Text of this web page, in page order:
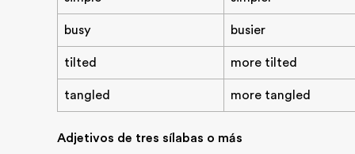
busy busier
tilted more tilted
tangled more tangled
Adjetivos de tres sílabas o más